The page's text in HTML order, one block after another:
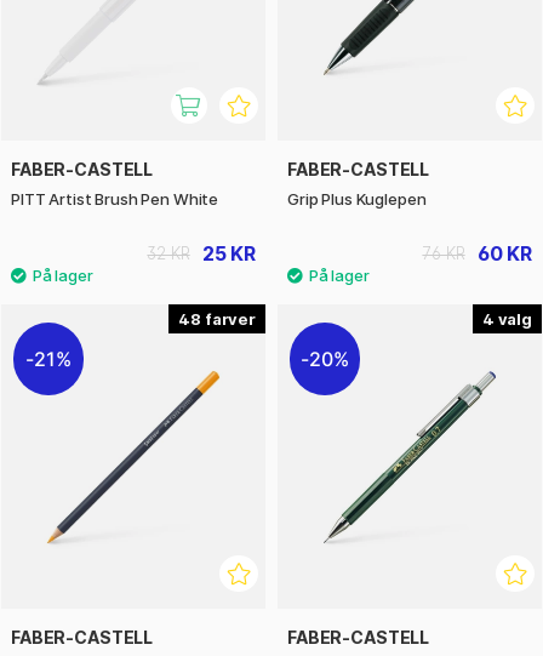
FABER-CASTELL
PITT Artist Brush Pen White
25 KR
32 KR
FABER-CASTELL
Grip Plus Kuglepen
60 KR
76 KR
48
21%
FABER-CASTELL
4
20%
FABER-CASTELL